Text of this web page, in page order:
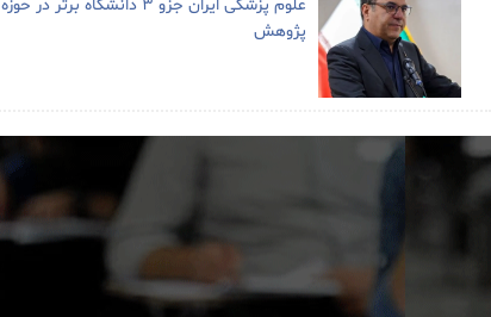
علوم پزشکی ایران جزو ۳ دانشگاه برتر در حوزه
پژوهش